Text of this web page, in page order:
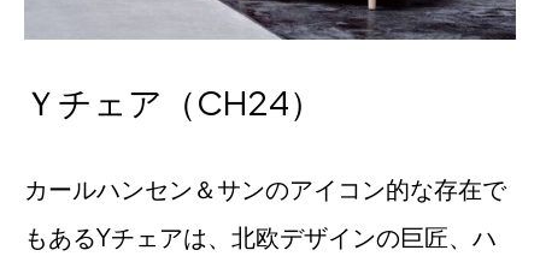
Ｙチェア（CH24）
カールハンセン＆サンのアイコン的な存在で
もあるYチェアは、北欧デザインの巨匠、ハ